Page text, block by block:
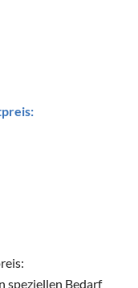
speziellen Bedarf